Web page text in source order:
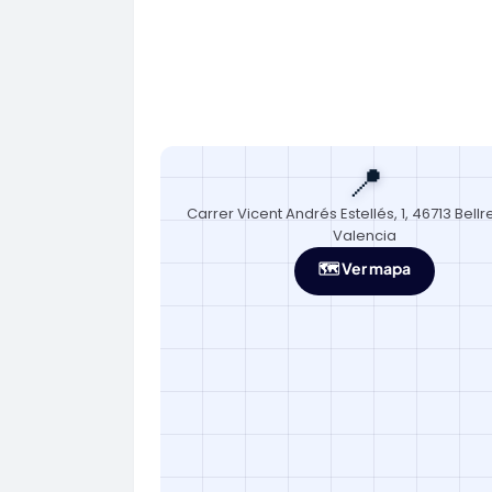
📍
Carrer Vicent Andrés Estellés, 1, 46713
Valencia
🗺️ Ver mapa